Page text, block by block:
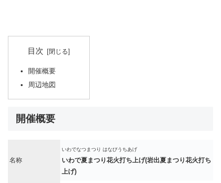
目次
開催概要
周辺地図
開催概要
名称
いわでなつまつり はなびうちあげ
いわで夏まつり花火打ち上げ(岩出夏まつり花火打ち
上げ)